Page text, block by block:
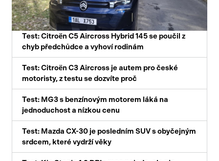
Test: Citroën C5 Aircross Hybrid 145 se poučil z
chyb předchůdce a vyhoví rodinám
Test: Citroën C3 Aircross je autem pro české
motoristy, z testu se dozvíte proč
Test: MG3 s benzínovým motorem láká na
jednoduchost a nízkou cenu
Test: Mazda CX-30 je posledním SUV s obyčejným
srdcem, které vydrží věky